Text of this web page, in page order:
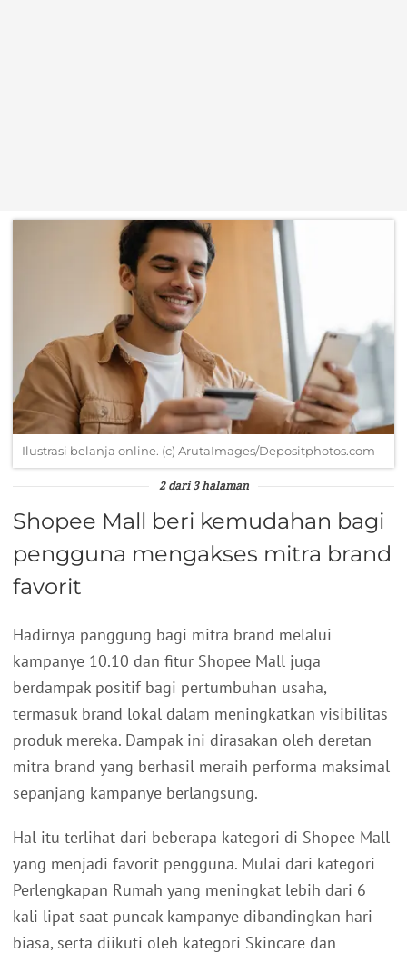
Ilustrasi belanja online. (c) ArutaImages/Depositphotos.com
2 dari 3 halaman
Shopee Mall beri kemudahan bagi
pengguna mengakses mitra brand
favorit
Hadirnya panggung bagi mitra brand melalui
kampanye 10.10 dan fitur Shopee Mall juga
berdampak positif bagi pertumbuhan usaha,
termasuk brand lokal dalam meningkatkan visibilitas
produk mereka. Dampak ini dirasakan oleh deretan
mitra brand yang berhasil meraih performa maksimal
sepanjang kampanye berlangsung.
Hal itu terlihat dari beberapa kategori di Shopee Mall
yang menjadi favorit pengguna. Mulai dari kategori
Perlengkapan Rumah yang meningkat lebih dari 6
kali lipat saat puncak kampanye dibandingkan hari
biasa, serta diikuti oleh kategori Skincare dan